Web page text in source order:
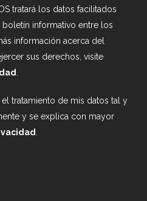
tratará los datos facilitados
informativo entre los
información acerca del
sus derechos, visite
el tratamiento de mis datos tal y
y se explica con mayor